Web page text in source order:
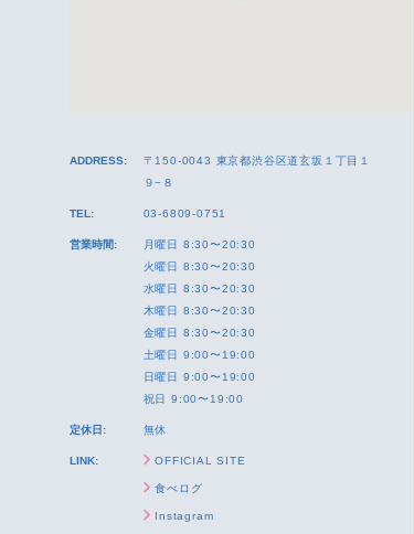
ADDRESS:
〒150-0043 東京都渋谷区道玄坂１丁目１
９−８
TEL: 03-6809-0751
営業時間:
月曜日 8:30〜20:30
火曜日 8:30〜20:30
水曜日 8:30〜20:30
木曜日 8:30〜20:30
金曜日 8:30〜20:30
土曜日 9:00〜19:00
日曜日 9:00〜19:00
祝日 9:00〜19:00
定休日: 無休
LINK: OFFICIAL SITE
食べログ
Instagram